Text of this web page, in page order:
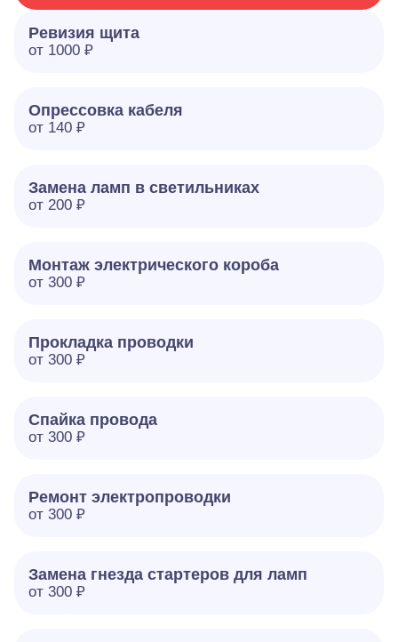
Ревизия щита
от 1000 ₽
Опрессовка кабеля
от 140 ₽
Замена ламп в светильниках
от 200 ₽
Монтаж электрического короба
от 300 ₽
Прокладка проводки
от 300 ₽
Спайка провода
от 300 ₽
Ремонт электропроводки
от 300 ₽
Замена гнезда стартеров для ламп
от 300 ₽